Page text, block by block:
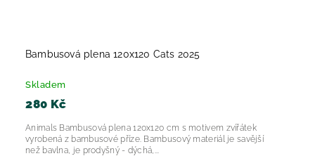
Bambusová plena 120x120 Cats 2025
Skladem
280 Kč
Animals Bambusová plena 120x120 cm s motivem zvířátek
vyrobená z bambusové příze. Bambusový materiál je savější
než bavlna, je prodyšný - dýchá,...